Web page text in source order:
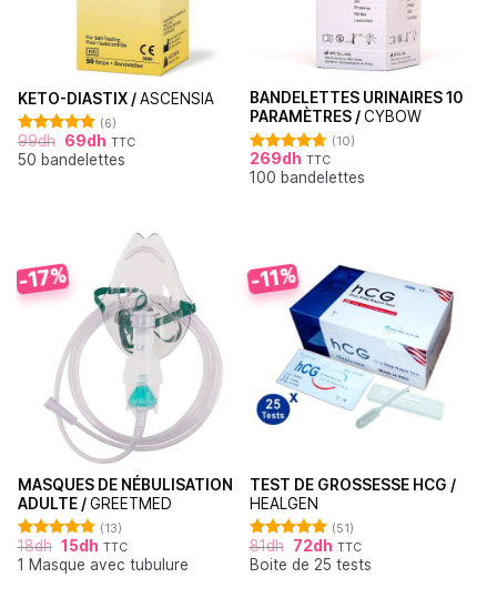
KETO-DIASTIX /ASCENSIA
Note5.00
sur 5
(6)
99dh 69dh TTC
50 bandelettes
BANDELETTES URINAIRES 10
PARAMÈTRES /CYBOW
Note4.70
sur 5
(10)
269dh TTC
100 bandelettes
-17%
MASQUES DE NÉBULISATION
ADULTE /GREETMED
Note
4.85
sur 5
(13)
18dh 15dh TTC
1 Masque avec tubulure
-11%
TEST DE GROSSESSE HCG /
HEALGEN
Note
4.88
sur 5
(51)
81dh 72dh TTC
Boite de 25 tests